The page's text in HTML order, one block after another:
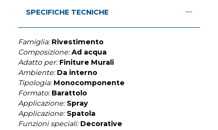
SPECIFICHE TECNICHE
Famiglia: Rivestimento
Composizione: Ad acqua
Adatto per: Finiture Murali
Ambiente: Da interno
Tipologia: Monocomponente
Formato: Barattolo
Applicazione: Spray
Applicazione: Spatola
Funzioni speciali: Decorative